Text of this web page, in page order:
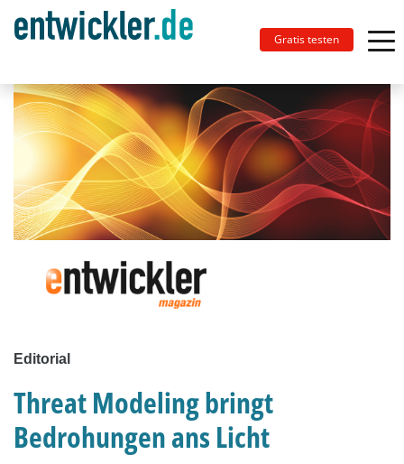
Gratis testen
Editorial
Threat Modeling bringt
Bedrohungen ans Licht